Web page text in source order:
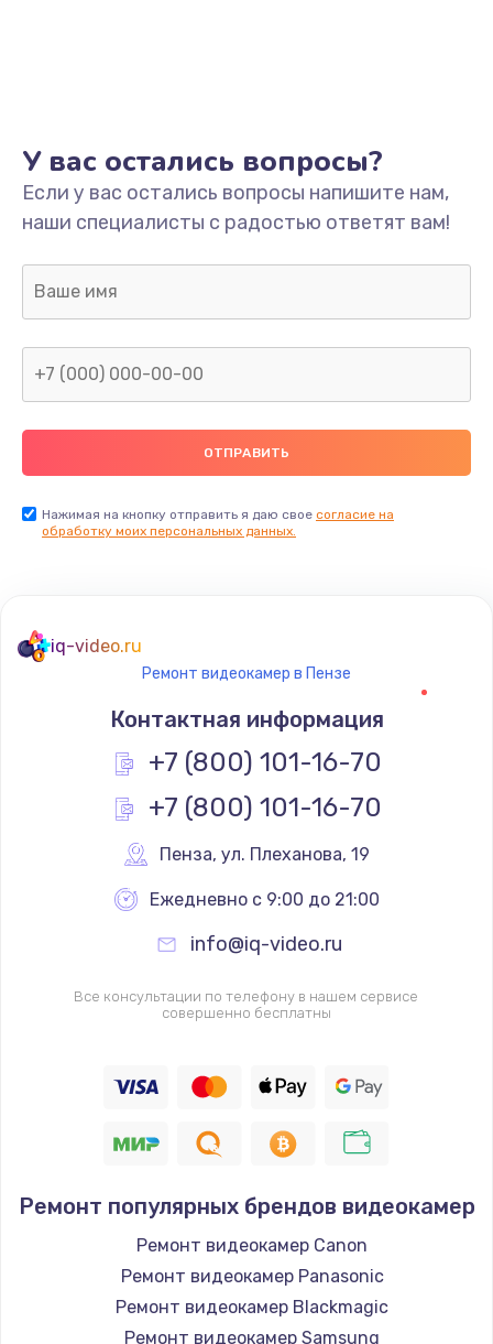
Не включается
1400 руб.
Заказать
Нет звука
800 руб.
Не видит флешку
400 руб.
Заказать
900 руб.
Заказать
900 руб.
Заказать
Не работает
1400 руб.
Восстановление цепи питания, пайка
Заказать
Программный ремонт/прошивка
390 руб.
Заказать
У вас остались вопросы?
Если у вас остались вопросы напишите нам,
наши специалисты с радостью ответят вам!
Нажимая на кнопку отправить я даю свое согласие на
обработку моих персональных данных.
iq-video.ru
Ремонт видеокамер в Пензе
Контактная информация
+7 (800) 101-16-70
+7 (800) 101-16-70
Пенза, ул. Плеханова, 19
Ежедневно с 9:00 до 21:00
info@iq-video.ru
Все консультации по телефону в нашем сервисе
совершенно бесплатны
Ремонт популярных брендов видеокамер
Ремонт видеокамер Canon
Ремонт видеокамер Panasonic
Ремонт видеокамер Blackmagic
Ремонт видеокамер Samsung